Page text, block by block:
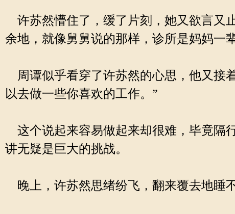
许苏然懵住了，缓了片刻，她又欲言又
余地，就像舅舅说的那样，诊所是妈妈一
周谭似乎看穿了许苏然的心思，他又接
以去做一些你喜欢的工作。”
这个说起来容易做起来却很难，毕竟隔
讲无疑是巨大的挑战。
晚上，许苏然思绪纷飞，翻来覆去地睡不